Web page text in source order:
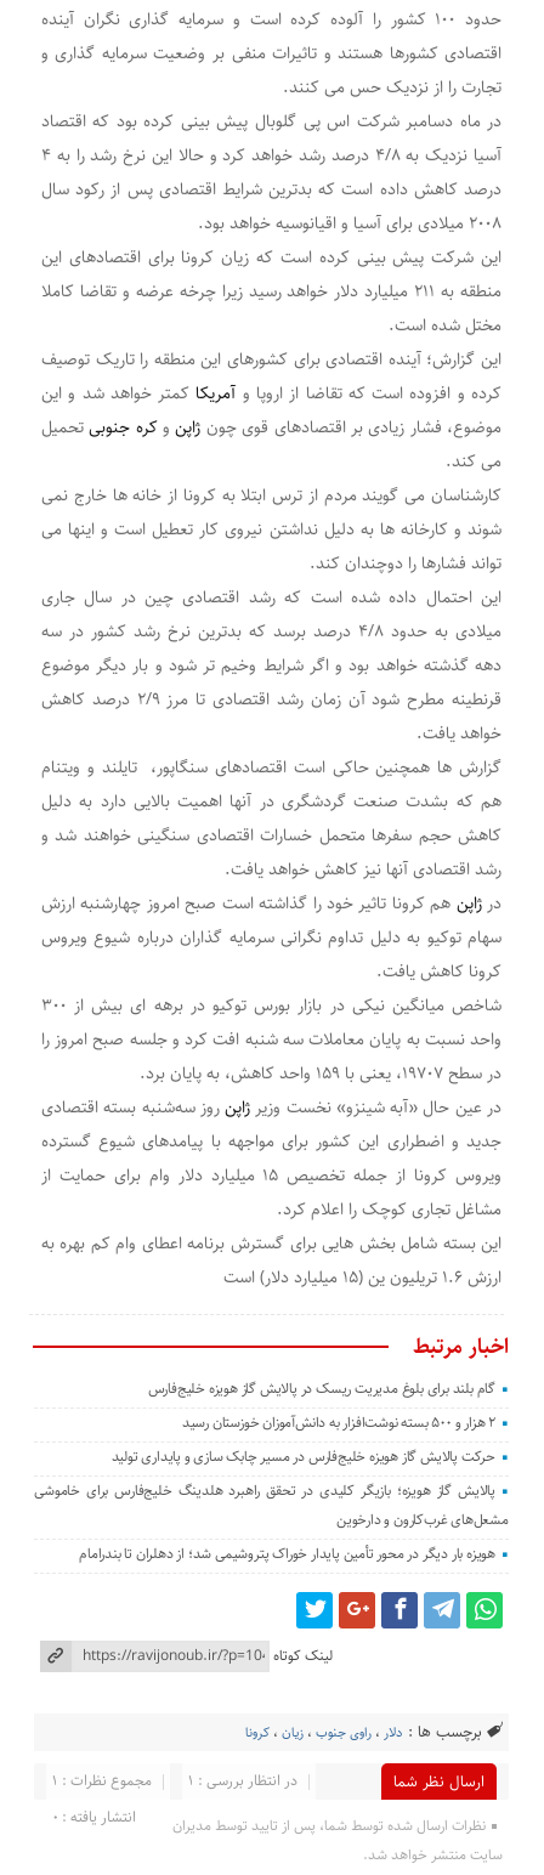
حدود ۱۰۰ کشور را آلوده کرده است و سرمایه گذاری نگران آینده
اقتصادی کشورها هستند و تاثیرات منفی بر وضعیت سرمایه گذاری و
تجارت را از نزدیک حس می کنند.
در ماه دسامبر شرکت اس پی گلوبال پیش بینی کرده بود که اقتصاد
آسیا نزدیک به ۴/۸ درصد رشد خواهد کرد و حالا این نرخ رشد را به ۴
درصد کاهش داده است که بدترین شرایط اقتصادی پس از رکود سال
۲۰۰۸ میلادی برای آسیا و اقیانوسیه خواهد بود.
این شرکت پیش بینی کرده است که زیان کرونا برای اقتصادهای این
منطقه به ۲۱۱ میلیارد دلار خواهد رسید زیرا چرخه عرضه و تقاضا کاملا
مختل شده است.
این گزارش؛ آینده اقتصادی برای کشورهای این منطقه را تاریک توصیف
کرده و افزوده است که تقاضا از اروپا و آمریکاکمتر خواهد شد و این
موضوع، فشار زیادی بر اقتصادهای قوی چون ژاپنوکره جنوبیتحمیل
می کند.
کارشناسان می گویند مردم از ترس ابتلا به کرونا از خانه ها خارج نمی
شوند و کارخانه ها به دلیل نداشتن نیروی کار تعطیل است و اینها می
تواند فشارها را دوچندان کند.
این احتمال داده شده است که رشد اقتصادی چین در سال جاری
میلادی به حدود ۴/۸ درصد برسد که بدترین نرخ رشد کشور در سه
دهه گذشته خواهد بود و اگر شرایط وخیم تر شود و بار دیگر موضوع
قرنطینه مطرح شود آن زمان رشد اقتصادی تا مرز ۲/۹ درصد کاهش
خواهد یافت.
گزارش ها همچنین حاکی است اقتصادهای سنگاپور، تایلند و ویتنام
هم که بشدت صنعت گردشگری در آنها اهمیت بالایی دارد به دلیل
کاهش حجم سفرها متحمل خسارات اقتصادی سنگینی خواهند شد و
رشد اقتصادی آنها نیز کاهش خواهد یافت.
درژاپن هم کرونا تاثیر خود را گذاشته است صبح امروز چهارشنبه ارزش
سهام توکیو به دلیل تداوم نگرانی سرمایه گذاران درباره شیوع ویروس
کرونا کاهش یافت.
شاخص میانگین نیکی در بازار بورس توکیو در برهه ای بیش از ۳۰۰
واحد نسبت به پایان معاملات سه شنبه افت کرد و جلسه صبح امروز را
در سطح ۱۹۷۰۷، یعنی با ۱۵۹ واحد کاهش، به پایان برد.
در عین حال «آبه شینزو» نخست وزیر ژاپنروز سه‌شنبه بسته اقتصادی
جدید و اضطراری این کشور برای مواجهه با پیامدهای شیوع گسترده
ویروس کرونا از جمله تخصیص ۱۵ میلیارد دلار وام برای حمایت از
مشاغل تجاری کوچک را اعلام کرد.
این بسته شامل بخش هایی برای گسترش برنامه اعطای وام کم بهره به
ارزش ۱.۶ تریلیون ین (۱۵ میلیارد دلار) است
اخبار مرتبط
گام بلند برای بلوغ مدیریت ریسک در پالایش گاز هویزه خلیج‌فارس
۲ هزار و ۵۰۰ بسته نوشت‌افزار به دانش‌آموزان خوزستان رسید
حرکت پالایش گاز هویزه خلیج‌فارس در مسیر چابک سازی و پایداری تولید
پالایش گاز هویزه؛ بازیگر کلیدی در تحقق راهبرد هلدینگ خلیج‌فارس برای خاموشی
مشعل‌های غرب‌کارون و دارخوین
هویزه بار دیگر در محور تأمین پایدار خوراک پتروشیمی شد؛ از دهلران تا بندرامام
لینک کوتاه
برچسب ها : دلار ،راوی جنوب ،زیان ،کرونا
ارسال نظر شما مجموع نظرات : 1
در انتظار بررسی : 1
انتشار یافته : 0
نظرات ارسال شده توسط شما، پس از تایید توسط مدیران
سایت منتشر خواهد شد.